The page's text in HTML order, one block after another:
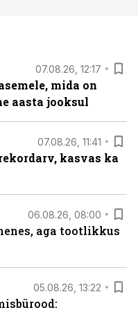
07.08.26, 12:17
mida on
aasta jooksul
07.08.26, 11:41
kasvas ka
06.08.26, 08:00
aga tootlikkus
05.08.26, 13:22